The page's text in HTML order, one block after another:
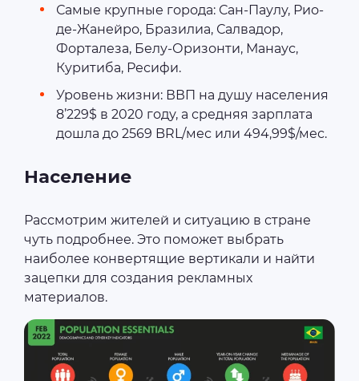
Самые крупные города: Сан-Паулу, Рио-
де-Жанейро, Бразилиа, Салвадор,
Форталеза, Белу-Оризонти, Манаус,
Куритиба, Ресифи.
Уровень жизни: ВВП на душу населения
8’229$ в 2020 году, а средняя зарплата
дошла до 2569 BRL/мес или 494,99$/мес.
Население
Рассмотрим жителей и ситуацию в стране
чуть подробнее. Это поможет выбрать
наиболее конвертящие вертикали и найти
зацепки для создания рекламных
материалов.